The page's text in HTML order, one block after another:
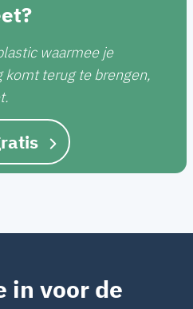
waarmee je
komt terug te brengen,
in voor de